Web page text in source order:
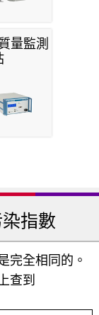
量監測
指數
完全相同的。
查到